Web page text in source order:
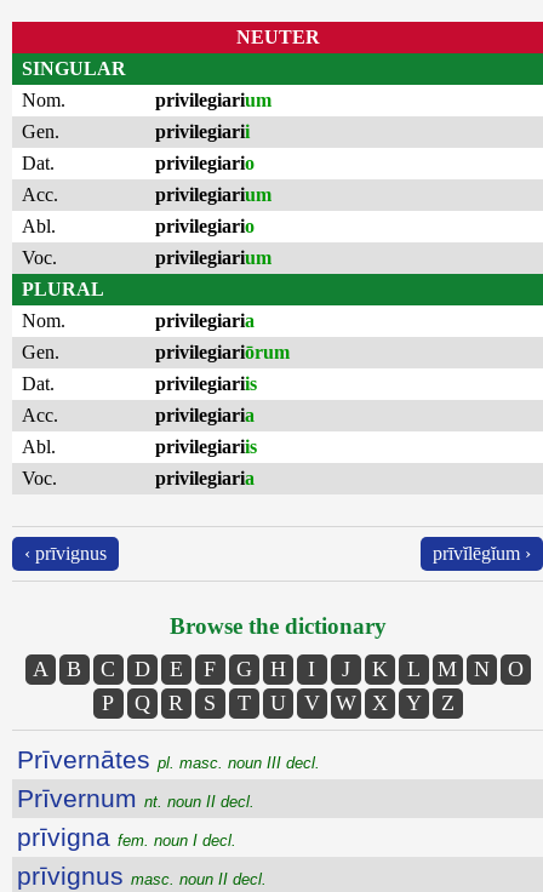
NEUTER
SINGULAR
Nom.
privilegiarium
Gen.
privilegiarii
Dat.
privilegiario
Acc.
privilegiarium
Abl.
privilegiario
Voc.
privilegiarium
PLURAL
Nom.
privilegiaria
Gen.
privilegiariōrum
Dat.
privilegiariis
Acc.
privilegiaria
Abl.
privilegiariis
Voc.
privilegiaria
‹ prīvignus prīvĭlēgĭum ›
Browse the dictionary
A B C D E F G H I J K L M N
O
P
Q R S T U V W X Y Z
Prīvernātes pl. masc. noun III decl.
Prīvernum nt. noun II decl.
prīvigna fem. noun I decl.
prīvignus masc. noun II decl.